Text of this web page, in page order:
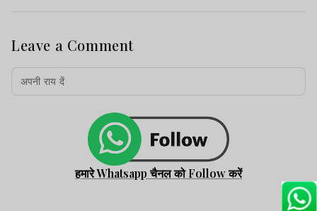
Leave a Comment
हमारे Whatsapp चैनल को Follow करें